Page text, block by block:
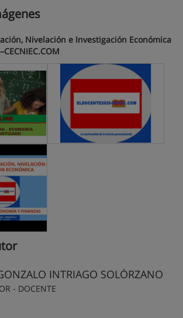
Nivelación e Investigación Económica
INTRIAGO SOLÓRZANO
- DOCENTE